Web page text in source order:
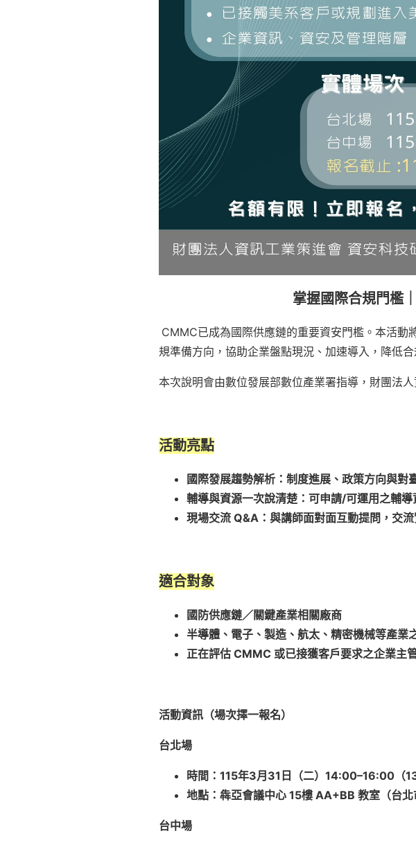
掌握國際合規門檻
CMMC已成為國際供應鏈的重要資安門檻。本活
規準備方向，協助企業盤點現況、加速導入，降低
本次說明會由數位發展部數位產業署指導，財團法
活動亮點
國際發展趨勢解析：制度進展、政策方向與對
輔導與資源一次說清楚：可申請/可運用之輔
現場交流 Q&A ：與講師面對面互動提問，交
適合對象
國防供應鏈／關鍵產業相關廠商
半導體、電子、製造、航太、精密機械等產業
正在評估 CMMC 或已接獲客戶要求之企業主
活動資訊（場次擇一報名）
台北場
時間： 115年3月 31 日（二） 14:00–16:00 （
地點：犇亞會議中心 15樓 AA+BB 教室（台
台中場